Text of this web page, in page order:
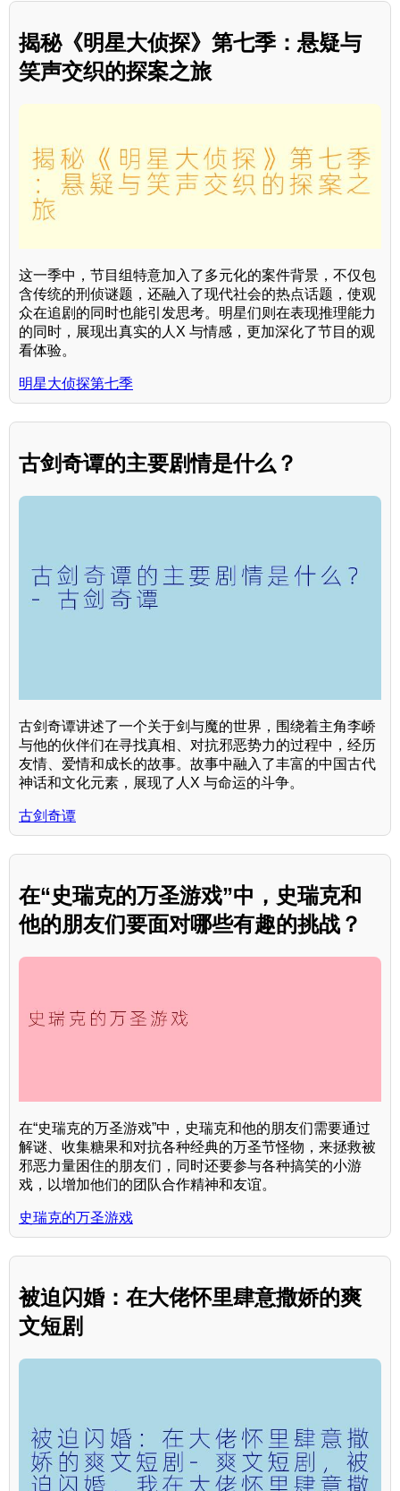
揭秘《明星大侦探》第七季：悬疑与
笑声交织的探案之旅
这一季中，节目组特意加入了多元化的案件背景，不仅包
含传统的刑侦谜题，还融入了现代社会的热点话题，使观
众在追剧的同时也能引发思考。明星们则在表现推理能力
的同时，展现出真实的人X 与情感，更加深化了节目的观
看体验。
明星大侦探第七季
古剑奇谭的主要剧情是什么？
古剑奇谭讲述了一个关于剑与魔的世界，围绕着主角李峤
与他的伙伴们在寻找真相、对抗邪恶势力的过程中，经历
友情、爱情和成长的故事。故事中融入了丰富的中国古代
神话和文化元素，展现了人X 与命运的斗争。
古剑奇谭
在“史瑞克的万圣游戏”中，史瑞克和
他的朋友们要面对哪些有趣的挑战？
在“史瑞克的万圣游戏”中，史瑞克和他的朋友们需要通过
解谜、收集糖果和对抗各种经典的万圣节怪物，来拯救被
邪恶力量困住的朋友们，同时还要参与各种搞笑的小游
戏，以增加他们的团队合作精神和友谊。
史瑞克的万圣游戏
被迫闪婚：在大佬怀里肆意撒娇的爽
文短剧